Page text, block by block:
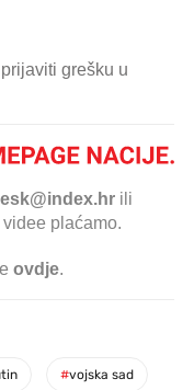
grešku u
ili
plaćamo.
ovdje.
#vojska sad